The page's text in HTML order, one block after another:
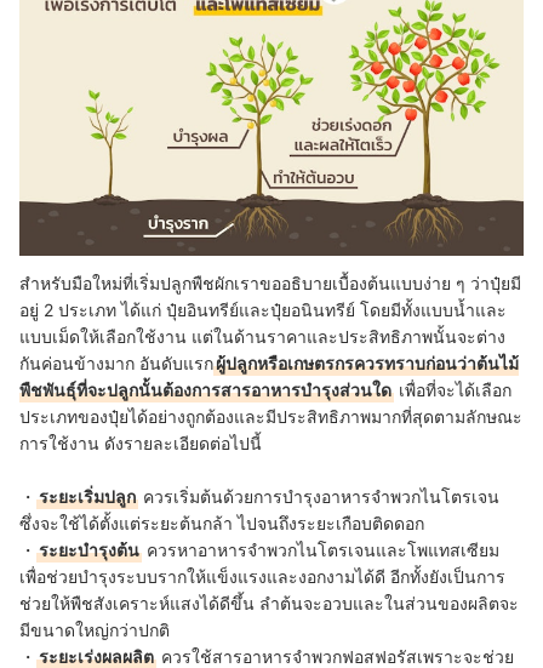
สำหรับมือใหม่ที่เริ่มปลูกพืชผักเราขออธิบายเบื้องต้นแบบง่าย ๆ ว่าปุ๋ยมี
อยู่ 2 ประเภท ได้แก่ ปุ๋ยอินทรีย์และปุ๋ยอนินทรีย์ โดยมีทั้งแบบน้ำและ
แบบเม็ดให้เลือกใช้งาน แต่ในด้านราคาและประสิทธิภาพนั้นจะต่าง
กันค่อนข้างมาก อันดับแรกผู้ปลูกหรือเกษตรกรควรทราบก่อนว่าต้นไม้
พืชพันธุ์ที่จะปลูกนั้นต้องการสารอาหารบำรุงส่วนใด เพื่อที่จะได้เลือก
ประเภทของปุ๋ยได้อย่างถูกต้องและมีประสิทธิภาพมากที่สุดตามลักษณะ
การใช้งาน ดังรายละเอียดต่อไปนี้
・ ระยะเริ่มปลูก ควรเริ่มต้นด้วยการบำรุงอาหารจำพวกไนโตรเจน
ซึ่งจะใช้ได้ตั้งแต่ระยะต้นกล้า ไปจนถึงระยะเกือบติดดอก
・ ระยะบำรุงต้น ควรหาอาหารจำพวกไนโตรเจนและโพแทสเซียม
เพื่อช่วยบำรุงระบบรากให้แข็งแรงและงอกงามได้ดี อีกทั้งยังเป็นการ
ช่วยให้พืชสังเคราะห์แสงได้ดีขึ้น ลำต้นจะอวบและในส่วนของผลิตจะ
มีขนาดใหญ่กว่าปกติ
・ ระยะเร่งผลผลิต ควรใช้สารอาหารจำพวกฟอสฟอรัสเพราะจะช่วย